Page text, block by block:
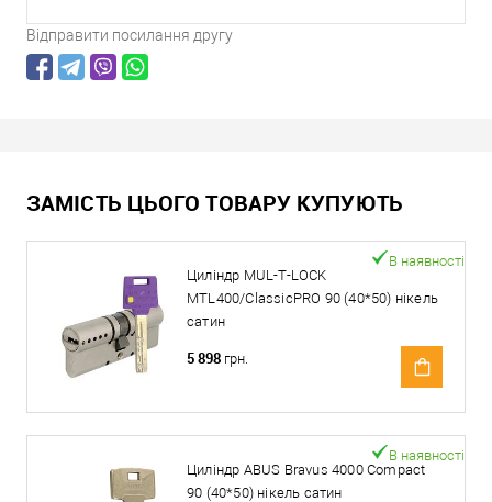
Відправити посилання другу
ЗАМІСТЬ ЦЬОГО ТОВАРУ КУПУЮТЬ
Циліндр MUL-T-LOCK
MTL400/ClassicPRO 90 (40*50) нікель
сатин
В наявності
5 898 грн.
Циліндр ABUS Bravus 4000 Compact
90 (40*50) нікель сатин
В наявності